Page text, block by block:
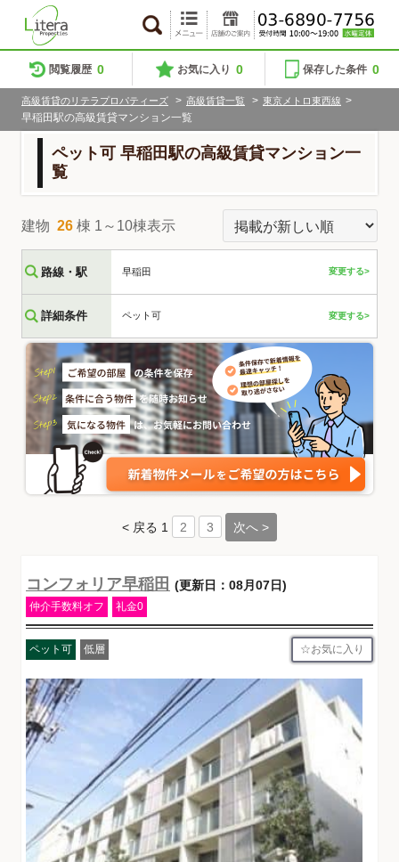
閲覧履歴 0 お気に入り 0 保存した条件 0
高級賃貸のリテラプロパティーズ > 高級賃貸一覧 > 東京メトロ東西線 >
早稲田駅の高級賃貸マンション一覧
ペット可 早稲田駅の高級賃貸マンション一
覧
建物 26 棟 1～10棟表示
路線・駅 早稲田 変更する>
詳細条件 ペット可 変更する>
< 戻る 1 2 3 次へ >
コンフォリア早稲田 (更新日：08月07日)
仲介手数料オフ 礼金0
ペット可 低層 お気に入り